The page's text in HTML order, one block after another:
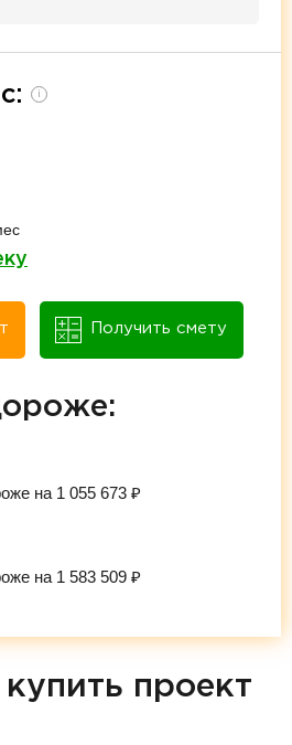
i
Получить смету
на 1 055 673 ₽
на 1 583 509 ₽
проект